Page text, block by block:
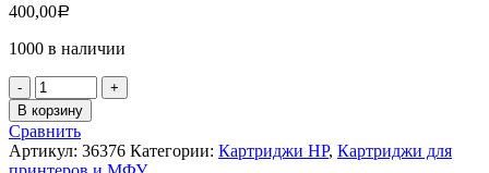
400,00Р
1000 в наличии
Количество
товара
Картридж
NV-
Print
В корзину
Сравнить
Артикул: 36376 Категории: Картриджи HP, Картриджи для